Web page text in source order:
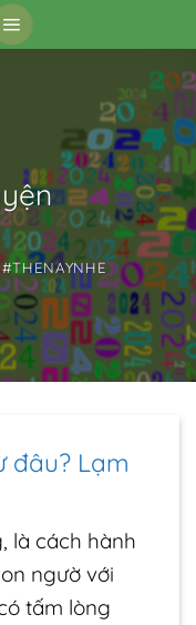
#THENAYNHE
đâu? Lạm
là cách hành
ngườ với
tấm lòng